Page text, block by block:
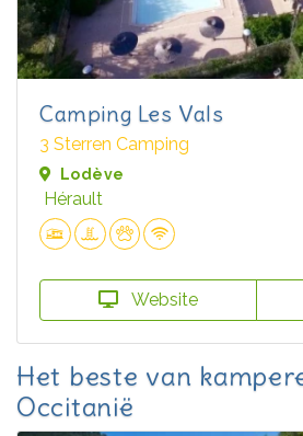
Camping Les Vals
3 Sterren Camping
Lodève
Hérault
Website
Het beste van
Occitanië